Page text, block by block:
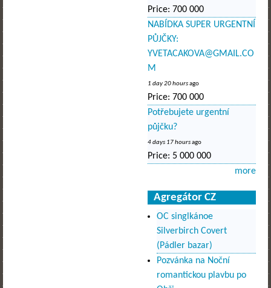
Price: 700 000
NABÍDKA SUPER URGENTNÍ
PŮJČKY:
YVETACAKOVA@GMAIL.CO
M
1 day 20 hoursago
Price: 700 000
Potřebujete urgentní
půjčku?
4 days 17 hoursago
Price: 5 000 000
more
Agregátor CZ
OC singlkánoe
Silverbirch Covert
(Pádler bazar)
Pozvánka na Noční
romantickou plavbu po